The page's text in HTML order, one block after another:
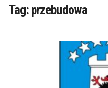
Tag: przebudowa